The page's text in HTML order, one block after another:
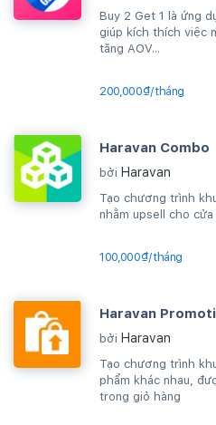
Buy 2 Get 1 là ứng
giúp kích thích việc
tăng AOV...
200,000₫/tháng
Haravan Combo
bởi Haravan
Tạo chương trình
nhằm upsell cho cửa
100,000₫/tháng
Haravan
bởi Haravan
Tạo chương trình
phẩm khác nhau,
trong giỏ hàng